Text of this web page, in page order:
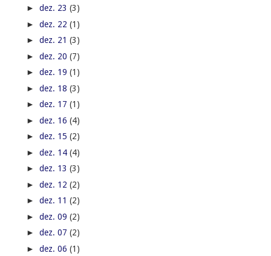
► dez. 23 (3)
► dez. 22 (1)
► dez. 21 (3)
► dez. 20 (7)
► dez. 19 (1)
► dez. 18 (3)
► dez. 17 (1)
► dez. 16 (4)
► dez. 15 (2)
► dez. 14 (4)
► dez. 13 (3)
► dez. 12 (2)
► dez. 11 (2)
► dez. 09 (2)
► dez. 07 (2)
► dez. 06 (1)